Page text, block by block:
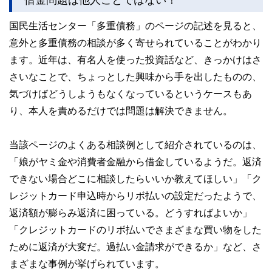
国民生活センター「多重債務」のページの記述を見ると、
意外と多重債務の相談が多く寄せられていることがわかり
ます。近年は、有名人を使った投資話など、きっかけはさ
さいなことで、ちょっとした興味から手を出したものの、
気づけばどうしようもなくなっているというケースもあ
り、本人を責めるだけでは問題は解決できません。
当該ページのよくある相談例として紹介されているのは、
「娘がヤミ金や消費者金融から借金しているようだ。返済
できない場合どこに相談したらいいか教えてほしい」「ク
レジットカード申込時からリボ払いの設定だったようで、
返済額が膨らみ返済に困っている。どうすればよいか」
「クレジットカードのリボ払いでさまざまな買い物をした
ために返済が大変だ。過払い金請求ができるか」など、さ
まざまな事例が挙げられています。